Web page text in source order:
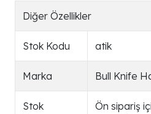
Diğer Özellikler
Stok Kodu atik
Marka Bull Knife
Stok
Ön sipariş